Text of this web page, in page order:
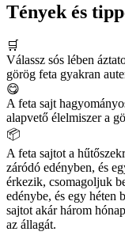
Tények és
🛒
Válassz sós lében
görög feta gyakran
😋
A feta sajt
alapvető élelmiszer a
📦
A feta sajtot a
záródó edényben, és
érkezik, csomagoljuk
edénybe, és egy héten
sajtot akár három
az állagát.